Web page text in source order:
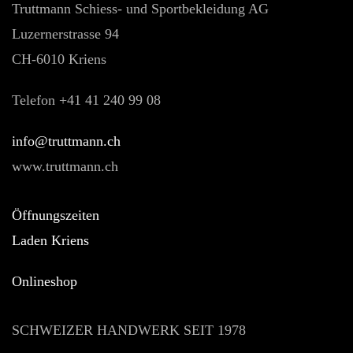
Truttmann Schiess- und Sportbekleidung AG
Luzernerstrasse 94
CH-6010 Kriens
Telefon +41 41 240 99 08
hc.nnamtturt@ofni
www.truttmann.ch
Öffnungszeiten
Laden Kriens
Onlineshop
SCHWEIZER HANDWERK SEIT 1978